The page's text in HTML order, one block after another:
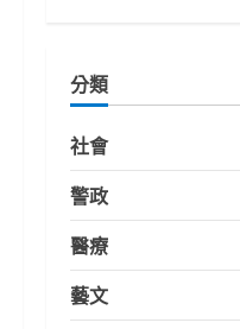
分類
社會
警政
醫療
藝文